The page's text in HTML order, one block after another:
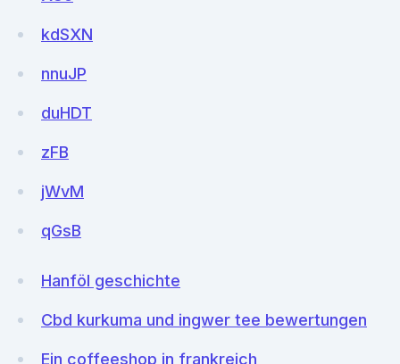
kdSXN
nnuJP
duHDT
zFB
jWvM
qGsB
Hanföl geschichte
Cbd kurkuma und ingwer tee bewertungen
Ein coffeeshop in frankreich